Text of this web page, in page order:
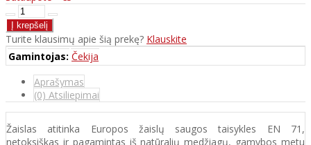
Turite klausimų apie šią prekę? Klauskite
Gamintojas: Čekija
Aprašymas
(0) Atsiliepimai
Žaislas atitinka Europos žaislų saugos taisykles EN 71,
netoksiškas ir pagamintas iš natūralių medžiagų, gamybos metu